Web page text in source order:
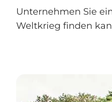
Unternehmen Sie
Weltkrieg finden